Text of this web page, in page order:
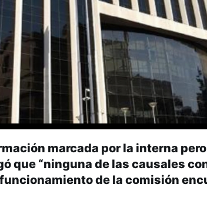
marcada por la interna
que “ninguna de las causales
de la comisión